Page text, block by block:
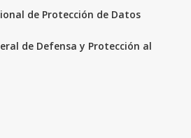
de Protección de Datos
de Defensa y Protección al